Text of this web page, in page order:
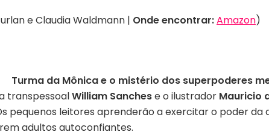
e Claudia Waldmann | Onde encontrar:Amazon)
Turma da Mônica e o mistério dos superpoderes
transpessoalWilliam Sanchese o ilustrador Mauricio
pequenos leitores aprenderão a exercitar o poder
adultos autoconfiantes.